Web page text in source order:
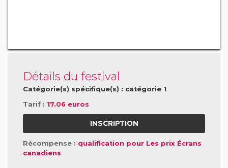
Détails du festival
Catégorie(s) spécifique(s) : catégorie 1
Tarif : 17.06 euros
INSCRIPTION
Récompense : qualification pour Les prix Écrans
canadiens